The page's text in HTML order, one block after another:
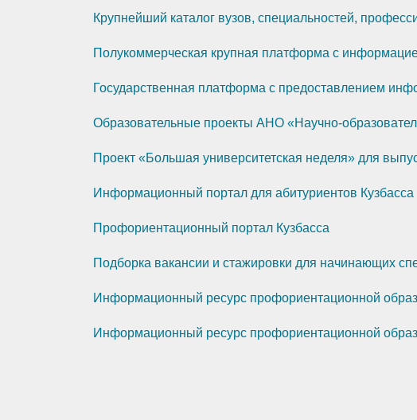
Крупнейший каталог вузов, специальностей,
Полукоммерческая крупная платформа с
Государственная платформа с предоставлением
Образовательные проекты АНО «Научно-
Проект «Большая университетская неделя» для
Информационный портал для абитуриентов Кузбасса
Профориентационный портал Кузбасса
Подборка вакансии и стажировки для начинающих
Информационный ресурс профориентационной
Информационный ресурс профориентационной